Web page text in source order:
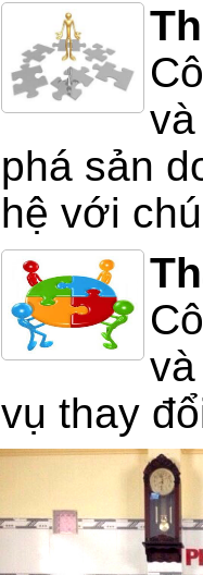
phá sản
hệ với
vụ thay